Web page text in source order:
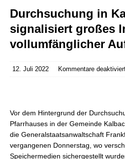
Durchsuchung in
signalisiert großes
vollumfänglicher
12. Juli 2022 Kommentare
Vor dem Hintergrund der
Pfarrhauses in der Gemeinde
die Generalstaatsanwaltschaft
vergangenen Donnerstag, wo
Speichermedien sichergestellt